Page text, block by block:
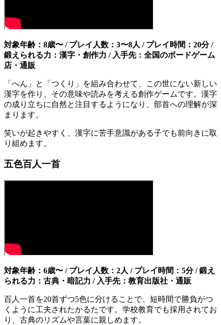
対象年齢：8歳〜 / プレイ人数：3〜8人 / プレイ時間：20分 /
鍛えられる力：漢字・創作力 / 入手先：全国のボードゲーム
店・通販
「へん」と「つくり」を組み合わせて、この世にない新しい
漢字を作り、その意味や読みを考える創作ゲームです。漢字
の成り立ちに自然と注目するようになり、部首への理解が深
まります。
笑いが起きやすく、漢字に苦手意識がある子でも前向きに取
り組めます。
五色百人一首
対象年齢：6歳〜 / プレイ人数：2人 / プレイ時間：5分 / 鍛え
られる力：古典・暗記力 / 入手先：教育出版社・通販
百人一首を20首ずつ5色に分けることで、短時間で勝負がつ
くように工夫されたかるたです。学校教育でも採用されてお
り、古典のリズムや言葉に親しめます。